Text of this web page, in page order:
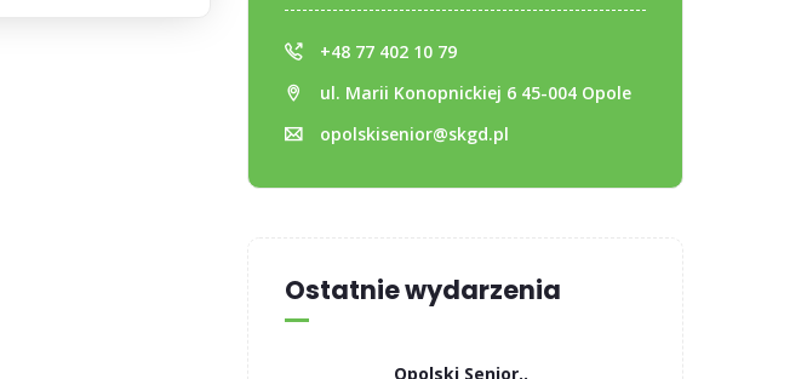
+48 77 402 10 79
ul. Marii Konopnickiej 6 45-004 Opole
opolskisenior@skgd.pl
Ostatnie wydarzenia
Opolski Senior..